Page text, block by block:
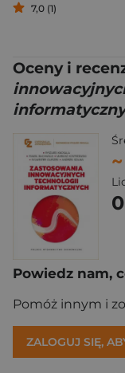
7,0 (1)
Oceny i
~
0
Powiedz nam,
Pomóż innym i
ZALOGUJ SIĘ,